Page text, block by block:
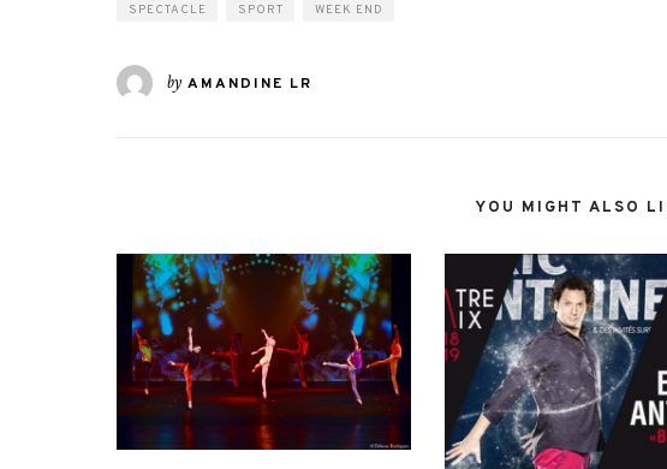
SPECTACLE SPORT WEEK END
by AMANDINE LR
YOU MIGHT ALSO